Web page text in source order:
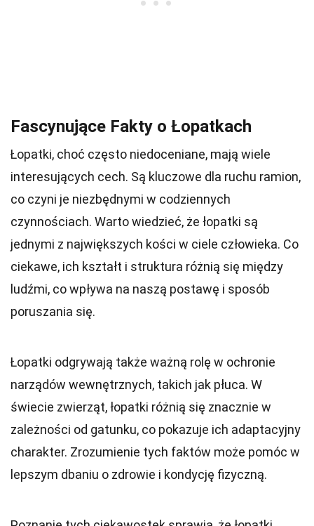
Fascynujące Fakty o Łopatkach
Łopatki, choć często niedoceniane, mają wiele
interesujących cech. Są kluczowe dla ruchu ramion,
co czyni je niezbędnymi w codziennych
czynnościach. Warto wiedzieć, że łopatki są
jednymi z największych kości w ciele człowieka. Co
ciekawe, ich kształt i struktura różnią się między
ludźmi, co wpływa na naszą postawę i sposób
poruszania się.
Łopatki odgrywają także ważną rolę w ochronie
narządów wewnętrznych, takich jak płuca. W
świecie zwierząt, łopatki różnią się znacznie w
zależności od gatunku, co pokazuje ich adaptacyjny
charakter. Zrozumienie tych faktów może pomóc w
lepszym dbaniu o zdrowie i kondycję fizyczną.